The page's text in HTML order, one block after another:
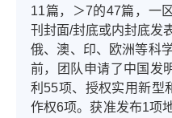
11篇，＞7的47篇，一
刊封面/封底或内封底发
俄、澳、印、欧洲等科
前，团队申请了中国发
利55项、授权实用新型
作权6项。获准发布1项